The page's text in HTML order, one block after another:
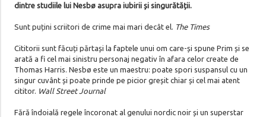
dintre studiile lui Nesbø asupra iubirii și singurătății.
Sunt puțini scriitori de crime mai mari decât el. The Times
Cititorii sunt făcuți părtași la faptele unui om care-și spune Prim și se
arată a fi cel mai sinistru personaj negativ în afara celor create de
Thomas Harris. Nesbø este un maestru: poate spori suspansul cu un
singur cuvânt și poate prinde pe picior greșit chiar și cel mai atent
cititor. Wall Street Journal
Fără îndoială regele încoronat al genului nordic noir și un superstar